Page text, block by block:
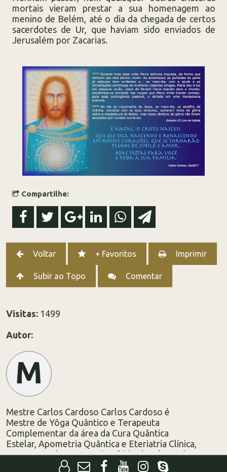
mortais vieram prestar a sua homenagem ao
menino de Belém, até o dia da chegada de certos
sacerdotes de Ur, que haviam sido enviados de
Jerusalém por Zacarias.
Compartilhe:
Voltar + Favoritos Imprimir
Subir ao Topo Comentar
Visitas:1499
Autor:
M
Mestre Carlos Cardoso Carlos Cardoso é
Mestre de Yôga Quântico e Terapeuta
Complementar da área da Cura Quântica
Estelar, Apometria Quântica e Eteriatria Clínica,
Master Teacher em Usui Reiki (Tokyo/Japão),
Reiki Master Teacher nos Sistemas TeraMai